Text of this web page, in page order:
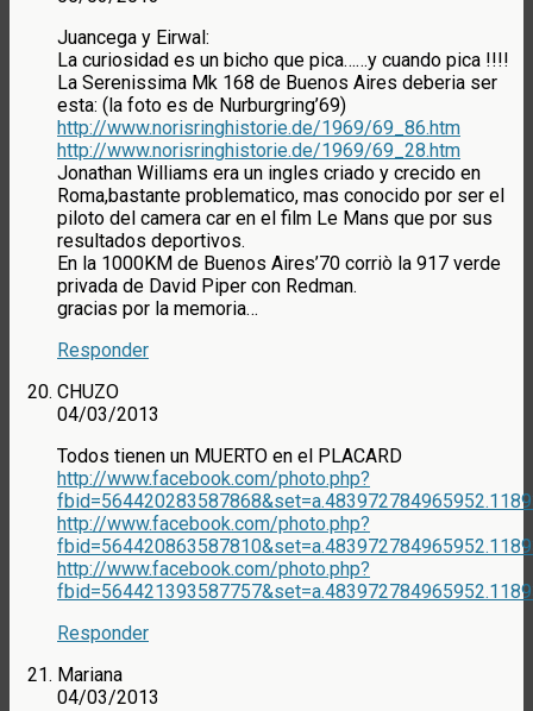
Juancega y Eirwal:
La curiosidad es un bicho que pica……y cuando pica !!!!
La Serenissima Mk 168 de Buenos Aires deberia ser
esta: (la foto es de Nurburgring’69)
http://www.norisringhistorie.de/1969/69_86.htm
http://www.norisringhistorie.de/1969/69_28.htm
Jonathan Williams era un ingles criado y crecido en
Roma,bastante problematico, mas conocido por ser el
piloto del camera car en el film Le Mans que por sus
resultados deportivos.
En la 1000KM de Buenos Aires’70 corriò la 917 verde
privada de David Piper con Redman.
gracias por la memoria…
Responder
CHUZO
04/03/2013
Todos tienen un MUERTO en el PLACARD
http://www.facebook.com/photo.php?
http://www.facebook.com/photo.php?
http://www.facebook.com/photo.php?
Responder
Mariana
04/03/2013